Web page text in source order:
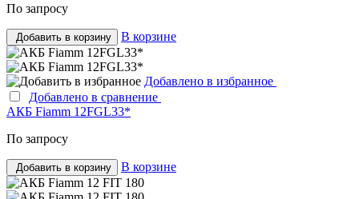
По запросу
Добавить в корзину В корзине
Добавлено в избранное
Добавлено в сравнение
АКБ Fiamm 12FGL33*
По запросу
Добавить в корзину В корзине